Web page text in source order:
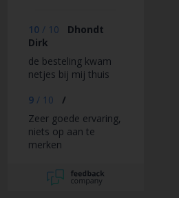
10 / 10
Dhondt
Dirk
de besteling kwam
netjes bij mij thuis
9 / 10
/
Zeer goede ervaring,
niets op aan te
merken